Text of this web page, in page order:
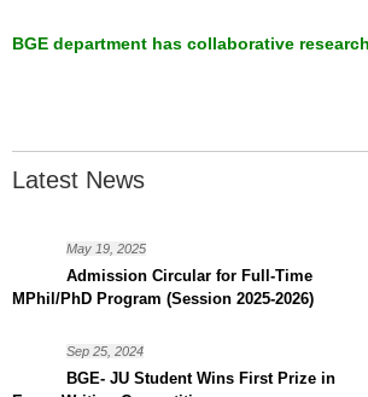
BGE department has collaborative
Latest News
May 19, 2025
Admission Circular for Full-Time
MPhil/PhD Program (Session 2025-2026)
Sep 25, 2024
BGE- JU Student Wins First Prize in